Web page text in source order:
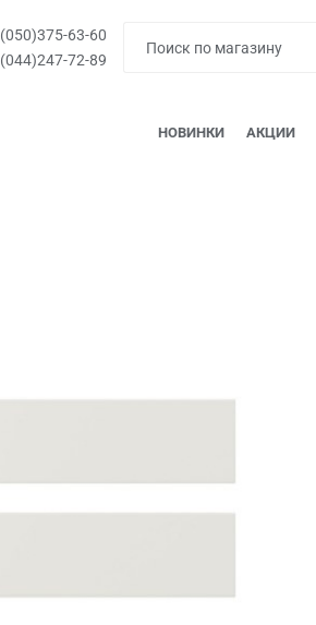
63-60
72-89
НОВИНКИ АКЦИИ